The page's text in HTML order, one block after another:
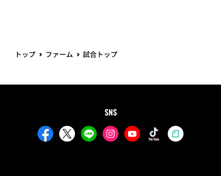
トップ ファーム 試合トップ
SNS